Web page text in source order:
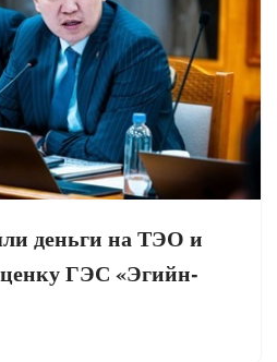
деньги на ТЭО и
ГЭС «Эгийн-